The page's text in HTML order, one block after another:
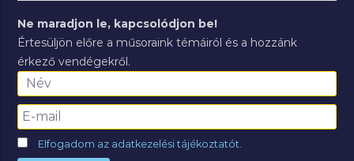
Ne maradjon le, kapcsolódjon be!
Értesüljön előre a műsoraink témáiról és a hozzánk
érkező vendégekről.
Elfogadom az adatkezelési tájékoztatót.